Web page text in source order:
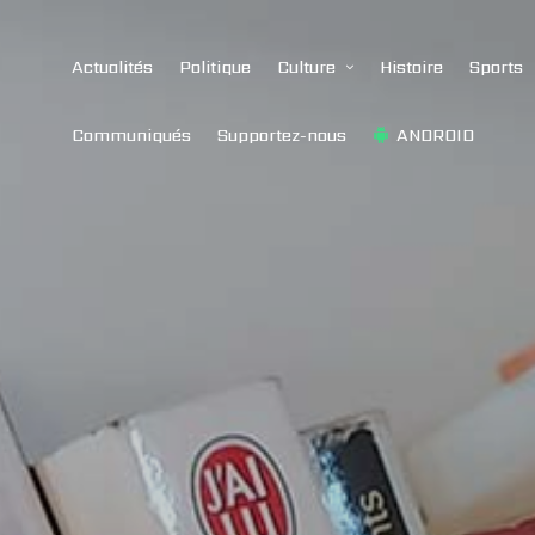
Actualités Politique Culture Histoire Sports
Communiqués Supportez-nous ANDROID